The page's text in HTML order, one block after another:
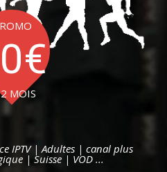
€
MOIS
IPTV | Adultes | canal plus
| Suisse | VOD ...